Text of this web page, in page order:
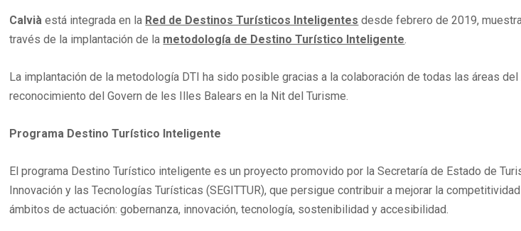
Calvià está integrada en la Red de Destinos Turísticos Inteligentes desde febrero de 2019,
través de la implantación de la metodología de Destino Turístico Inteligente.
La implantación de la metodología DTI ha sido posible gracias a la colaboración de todas las áreas
reconocimiento del Govern de les Illes Balears en la Nit del Turisme.
Programa Destino Turístico Inteligente
El programa Destino Turístico inteligente es un proyecto promovido por la Secretaría de Estado de
Innovación y las Tecnologías Turísticas (SEGITTUR), que persigue contribuir a mejorar la
ámbitos de actuación: gobernanza, innovación, tecnología, sostenibilidad y accesibilidad.